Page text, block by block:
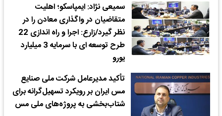
سمیعی نژاد: ایمپاسکو؛ اهلیت
متقاضیان در واگذاری معادن را در
نظر گیرد/زارع: اجرا و راه اندازی 22
طرح توسعه ای با سرمایه 3 میلیارد
یورو
تأکید مدیرعامل شرکت ملی صنایع
مس ایران بر رویکرد تسهیل‌گرانه برای
شتاب‌بخشی به پروژه‌های ملی مس